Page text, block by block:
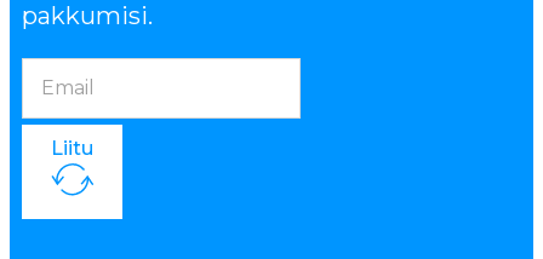
pakkumisi.
Liitu